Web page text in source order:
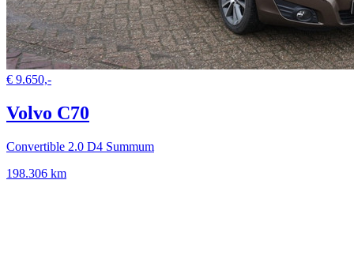
€ 9.650,-
Volvo C70
Convertible 2.0 D4 Summum
198.306 km